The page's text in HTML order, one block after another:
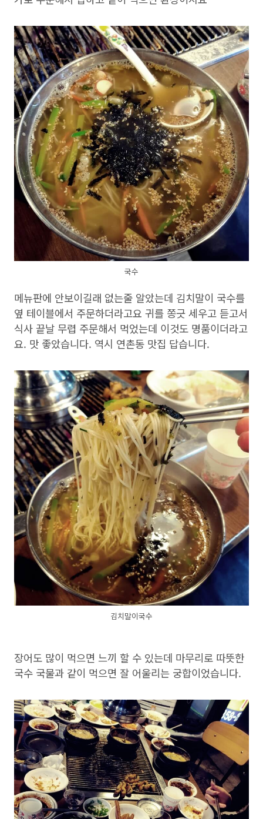
국수
메뉴판에 안보이길래 없는줄 알았는데 김치말이 국수를
옆 테이블에서 주문하더라고요 귀를 쫑긋 세우고 듣고서
식사 끝날 무렵 주문해서 먹었는데 이것도 명품이더라고
요. 맛 좋았습니다. 역시 연촌동 맛집 답습니다.
김치말이국수
장어도 많이 먹으면 느끼 할 수 있는데 마무리로 따뜻한
국수 국물과 같이 먹으면 잘 어울리는 궁합이었습니다.